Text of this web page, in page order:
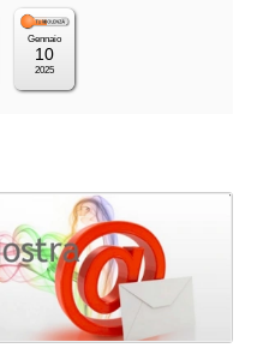
Gennaio
10
2025